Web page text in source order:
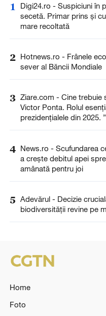
1
Digi24.ro - Suspiciuni în
secetă. Primar prins și
mare recoltată
2 Hotnews.ro - Frânele
sever al Băncii Mondiale
3 Ziare.com - Cine trebuie
Victor Ponta. Rolul
prezidențialele din 2025.
4 News.ro - Scufundarea
a creşte debitul apei
amânată pentru joi
5 Adevărul - Decizie
biodiversității revine pe
Home
Foto